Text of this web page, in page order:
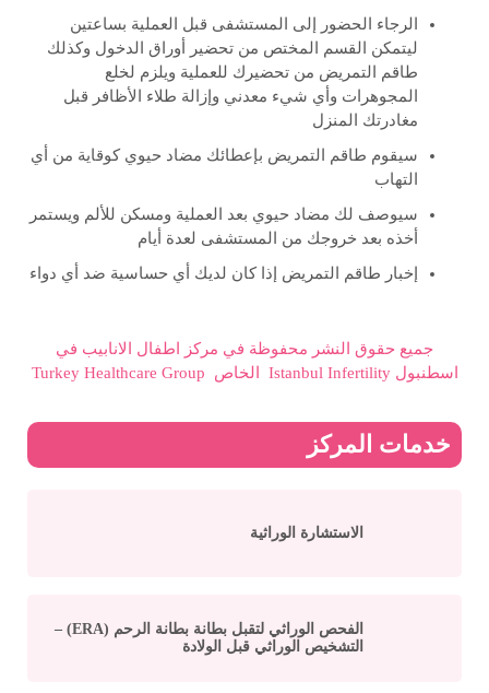
الرجاء الحضور إلى المستشفى قبل العملية بساعتين
ليتمكن القسم المختص من تحضير أوراق الدخول وكذلك
طاقم التمريض من تحضيرك للعملية ويلزم لخلع
المجوهرات وأي شيء معدني وإزالة طلاء الأظافر قبل
مغادرتك المنزل
سيقوم طاقم التمريض بإعطائك مضاد حيوي كوقاية من أي
التهاب
سيوصف لك مضاد حيوي بعد العملية ومسكن للألم ويستمر
أخذه بعد خروجك من المستشفى لعدة أيام
إخبار طاقم التمريض إذا كان لديك أي حساسية ضد أي دواء
جميع حقوق النشر محفوظة في مركز اطفال الانابيب في
اسطنبول Istanbul Infertility الخاص Turkey Healthcare Group
خدمات المركز
الاستشارة الوراثية
الفحص الوراثي لتقبل بطانة بطانة الرحم (ERA) –
التشخيص الوراثي قبل الولادة